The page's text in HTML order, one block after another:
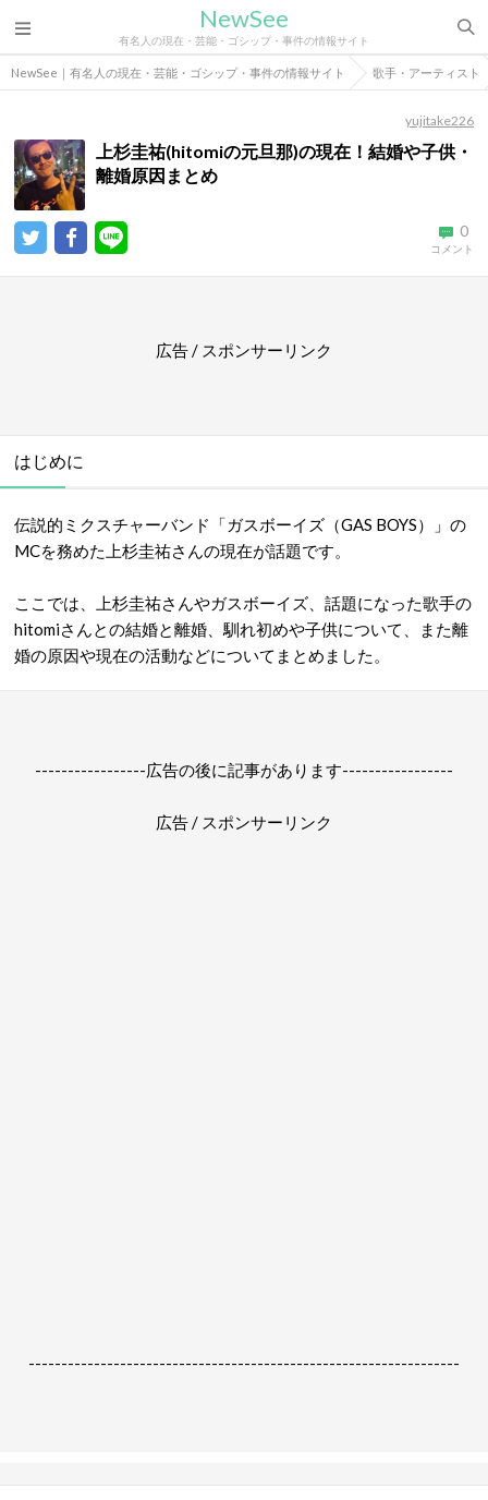
NewSee
有名人の現在・芸能・ゴシップ・事件の情報サイト
NewSee｜有名人の現在・芸能・ゴシップ・事件の情報サイト 歌手・アーティスト
yujitake226
上杉圭祐(hitomiの元旦那)の現在！結婚や子供・
離婚原因まとめ
0
コメント
広告 / スポンサーリンク
はじめに
伝説的ミクスチャーバンド「ガスボーイズ（GAS BOYS）」の
MCを務めた上杉圭祐さんの現在が話題です。
ここでは、上杉圭祐さんやガスボーイズ、話題になった歌手の
hitomiさんとの結婚と離婚、馴れ初めや子供について、また離
婚の原因や現在の活動などについてまとめました。
-----------------広告の後に記事があります-----------------
広告 / スポンサーリンク
------------------------------------------------------------------